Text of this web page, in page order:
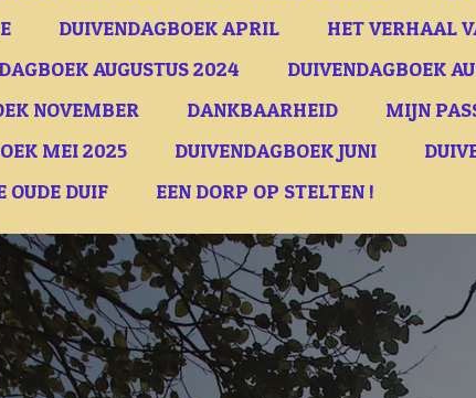
DUIVENDAGBOEK APRIL HET VERHAAL
AUGUSTUS 2024 DUIVENDAGBOEK
NOVEMBER DANKBAARHEID MIJN
MEI 2025 DUIVENDAGBOEK JUNI
OUDE DUIF EEN DORP OP STELTEN !